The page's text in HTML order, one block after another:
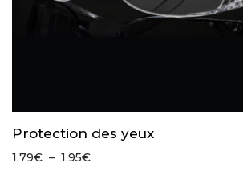
Protection des yeux
1.79€ – 1.95€Plage